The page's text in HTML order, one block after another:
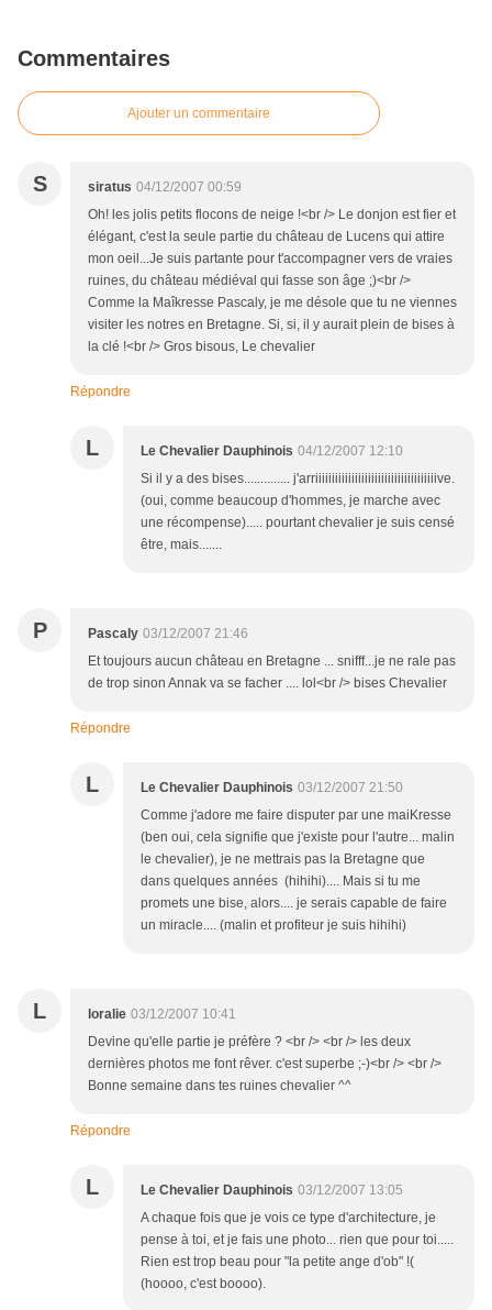
Commentaires
Ajouter un commentaire
S siratus 04/12/2007 00:59
Oh! les jolis petits flocons de neige !<br /> Le donjon est fier et
élégant, c'est la seule partie du château de Lucens qui attire
mon oeil...Je suis partante pour t'accompagner vers de vraies
ruines, du château médiéval qui fasse son âge ;)<br />
Comme la Maîkresse Pascaly, je me désole que tu ne viennes
visiter les notres en Bretagne. Si, si, il y aurait plein de bises à
la clé !<br /> Gros bisous, Le chevalier
Répondre
L Le Chevalier Dauphinois 04/12/2007 12:10
Si il y a des bises.............. j'arriiiiiiiiiiiiiiiiiiiiiiiiiiiiiiiiiiiiive.
(oui, comme beaucoup d'hommes, je marche avec
une récompense)..... pourtant chevalier je suis censé
être, mais.......
P Pascaly 03/12/2007 21:46
Et toujours aucun château en Bretagne ... snifff...je ne rale pas
de trop sinon Annak va se facher .... lol<br /> bises Chevalier
Répondre
L Le Chevalier Dauphinois 03/12/2007 21:50
Comme j'adore me faire disputer par une maiKresse
(ben oui, cela signifie que j'existe pour l'autre... malin
le chevalier), je ne mettrais pas la Bretagne que
dans quelques années (hihihi).... Mais si tu me
promets une bise, alors.... je serais capable de faire
un miracle.... (malin et profiteur je suis hihihi)
L loralie 03/12/2007 10:41
Devine qu'elle partie je préfère ? <br /> <br /> les deux
dernières photos me font rêver. c'est superbe ;-)<br /> <br />
Bonne semaine dans tes ruines chevalier ^^
Répondre
L Le Chevalier Dauphinois 03/12/2007 13:05
A chaque fois que je vois ce type d'architecture, je
pense à toi, et je fais une photo... rien que pour toi.....
Rien est trop beau pour "la petite ange d'ob" !(
(hoooo, c'est boooo).